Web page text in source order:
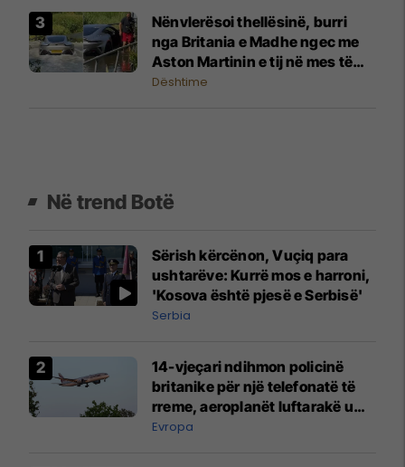
Nënvlerësoi thellësinë, burri
nga Britania e Madhe ngec me
Aston Martinin e tij në mes të
rrugës së mbushur me ujë
Dështime
Në trend Botë
Sërish kërcënon, Vuçiq para
ushtarëve: Kurrë mos e harroni,
'Kosova është pjesë e Serbisë'
Serbia
14-vjeçari ndihmon policinë
britanike për një telefonatë të
rreme, aeroplanët luftarakë u
ngritën në ajër për të
Evropa